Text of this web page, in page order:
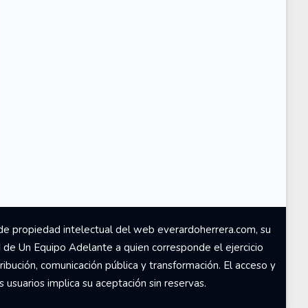
propiedad intelectual del web everardoherrera.com, su
Un Equipo Adelante a quien corresponde el ejercicio
comunicación pública y transformación. El acceso y
implica su aceptación sin reservas.